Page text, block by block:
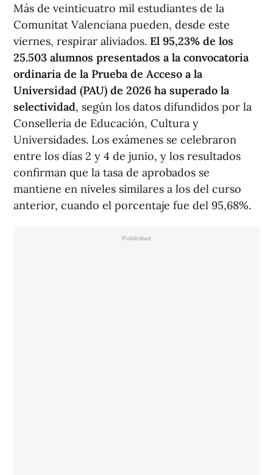
Más de veinticuatro mil estudiantes de la
Comunitat Valenciana pueden, desde este
viernes, respirar aliviados. El 95,23% de los
25.503 alumnos presentados a la convocatoria
ordinaria de la Prueba de Acceso a la
Universidad (PAU) de 2026 ha superado la
selectividad, según los datos difundidos por la
Conselleria de Educación, Cultura y
Universidades. Los exámenes se celebraron
entre los días 2 y 4 de junio, y los resultados
confirman que la tasa de aprobados se
mantiene en niveles similares a los del curso
anterior, cuando el porcentaje fue del 95,68%.